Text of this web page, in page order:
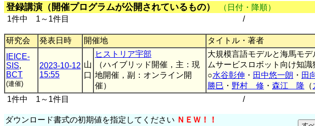
登録講演（開催プログラムが公開されているもの）
（日付・降順）
1件中 1～1件目
/
研究会 発表日時 開催地 タイトル・著者
IEICE-
SIS,
BCT
(連催)
2023-10-12
15:55
山
口
ヒストリア宇部
（ハイブリッド開催，主：現
地開催，副：オンライン開
催）
大規模言語モデルと海馬モデ
ムサービスロボット向け知識
○水谷彰伸 ・ 田中悠一朗 ・ 田
勝巳 ・ 野村 修 ・ 森江 隆 （
1件中 1～1件目 /
ダウンロード書式の初期値を指定してください ＮＥＷ！！